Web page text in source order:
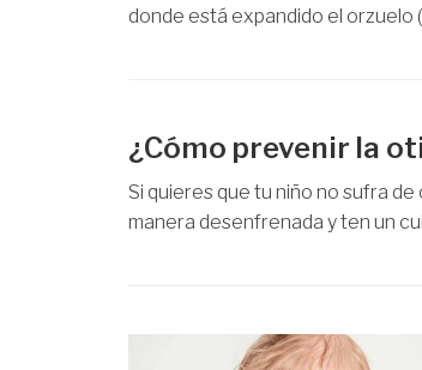
donde está expandido el orzuelo
¿Cómo prevenir la
Si quieres que tu niño no sufra
manera desenfrenada y ten un